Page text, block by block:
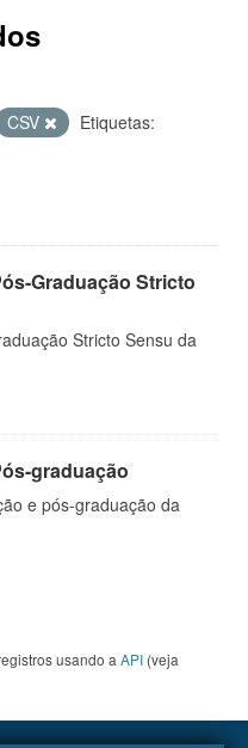
CSV
Etiquetas:
Graduação Stricto
Stricto Sensu da
graduação
e pós-graduação da
usando a API (veja